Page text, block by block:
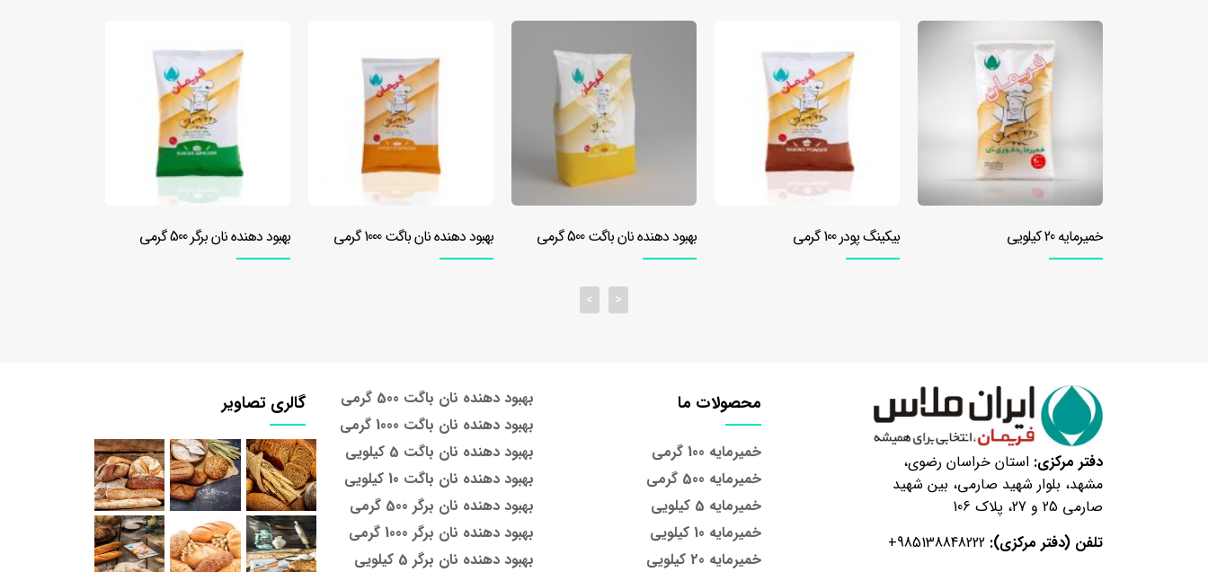
بیکینگ پودر 100 گرمی بهبود دهنده نان باگت 500 گرمی بهبود دهنده نان باگت 1000 گرمی بهبود دهنده نان برگر 500 گرمی بهبود دهنده نان برگر 1000 گرمی
<
>
دفتر مرکزی: استان خراسان رضوی،
مشهد، بلوار شهید صارمی، بین شهید
صارمی 25 و 27، پلاک 106
تلفن (دفتر مرکزی): +985138848222
محصولات ما
خمیرمایه 100 گرمی
خمیرمایه 500 گرمی
خمیرمایه 5 کیلویی
خمیرمایه 10 کیلویی
خمیرمایه 20 کیلویی
بهبود دهنده نان باگت 500 گرمی
بهبود دهنده نان باگت 1000 گرمی
بهبود دهنده نان باگت 5 کیلویی
بهبود دهنده نان باگت 10 کیلویی
بهبود دهنده نان برگر 500 گرمی
بهبود دهنده نان برگر 1000 گرمی
بهبود دهنده نان برگر 5 کیلویی
گالری تصاویر